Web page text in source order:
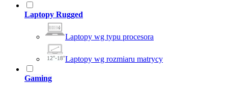
Laptopy Rugged
Laptopy wg typu procesora
Laptopy wg rozmiaru matrycy
Gaming